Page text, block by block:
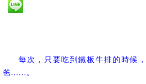
每次，只要吃到鐵板牛排的時候
爸……。